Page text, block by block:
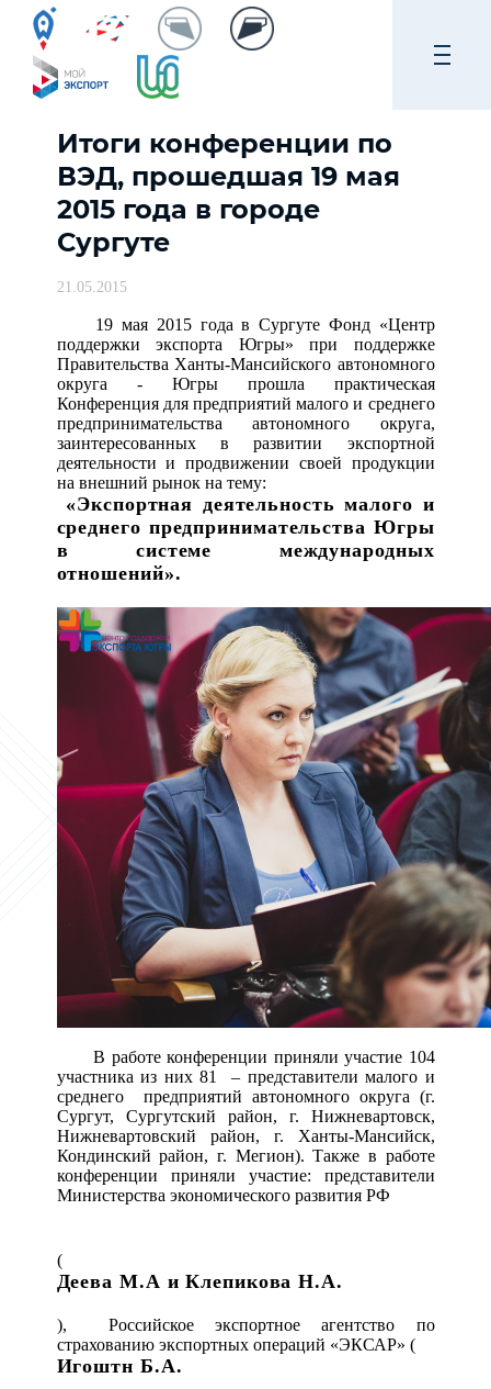
Итоги конференции по
ВЭД, прошедшая 19 мая
2015 года в городе
Сургуте
21.05.2015
19 мая 2015 года в Сургуте Фонд «Центр
поддержки экспорта Югры» при поддержке
Правительства Ханты-Мансийского автономного
округа - Югры прошла практическая
Конференция для предприятий малого и среднего
предпринимательства автономного округа,
заинтересованных в развитии экспортной
деятельности и продвижении своей продукции
на внешний рынок на тему:
«Экспортная деятельность малого и
среднего предпринимательства Югры
в системе международных
отношений».
В работе конференции приняли участие 104
участника из них 81 – представители малого и
среднего предприятий автономного округа (г.
Сургут, Сургутский район, г. Нижневартовск,
Нижневартовский район, г. Ханты-Мансийск,
Кондинский район, г. Мегион). Также в работе
конференции приняли участие: представители
Министерства экономического развития РФ
(
Деева М.А и Клепикова Н.А.
), Российское экспортное агентство по
страхованию экспортных операций «ЭКСАР» (
Игоштн Б.А.